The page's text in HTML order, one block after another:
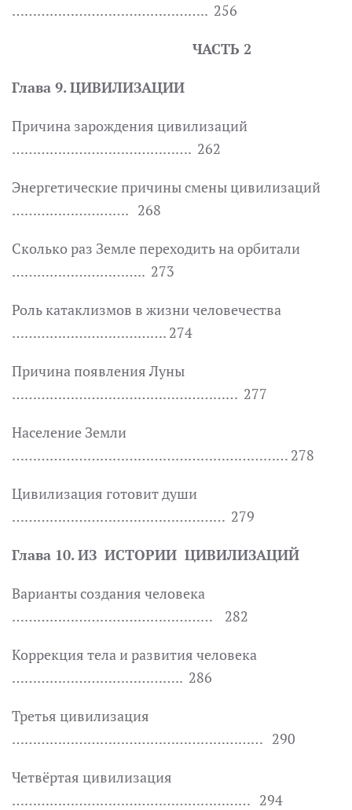
……………………………………….. 256
ЧАСТЬ 2
Глава 9. ЦИВИЛИЗАЦИИ
Причина зарождения цивилизаций
……………………………………. 262
Энергетические причины смены цивилизаций
………………………. 268
Сколько раз Земле переходить на орбитали
………………………….. 273
Роль катаклизмов в жизни человечества
………………………………. 274
Причина появления Луны
……………………………………………… 277
Население Земли
………………………………………………………… 278
Цивилизация готовит души
…………………………………………… 279
Глава 10. ИЗ ИСТОРИИ ЦИВИЛИЗАЦИЙ
Варианты создания человека
………………………………………… 282
Коррекция тела и развития человека
………………………………….. 286
Третья цивилизация
…………………………………………………… 290
Четвёртая цивилизация
………………………………………………… 294